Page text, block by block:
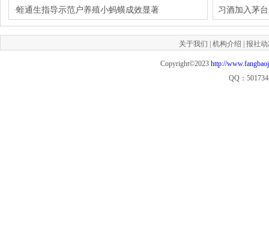
·蛭通生指导示范户养殖小蚂蟥成效显著 习酒加入茅
关于我们 机构介绍 报社
Copyright©2023http://
QQ：